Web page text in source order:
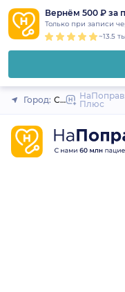
Вернём 500 ₽ за
Только при записи
~13.5
Город: Санкт-Плюс